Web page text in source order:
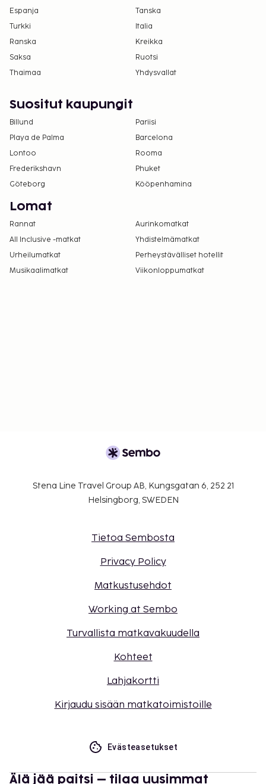
Espanja
Tanska
Turkki
Italia
Ranska
Kreikka
Saksa
Ruotsi
Thaimaa
Yhdysvallat
Suositut kaupungit
Billund
Pariisi
Playa de Palma
Barcelona
Lontoo
Rooma
Frederikshavn
Phuket
Göteborg
Kööpenhamina
Lomat
Rannat
Aurinkomatkat
All Inclusive -matkat
Yhdistelmämatkat
Urheilumatkat
Perheystävälliset hotellit
Musikaalimatkat
Viikonloppumatkat
Stena Line Travel Group AB, Kungsgatan 6, 252 21
Helsingborg, SWEDEN
Tietoa Sembosta
Privacy Policy
Matkustusehdot
Working at Sembo
Turvallista matkavakuudella
Kohteet
Lahjakortti
Kirjaudu sisään matkatoimistoille
Evästeasetukset
Älä jää paitsi – tilaa uusimmat